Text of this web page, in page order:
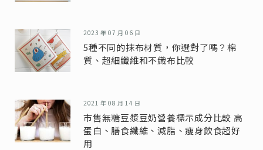
2023 年 07 月 06 日
5種不同的抹布材質，你選對了嗎？棉
質、超細纖維和不織布比較
2021 年 08 月 14 日
市售無糖豆漿豆奶營養標示成分比較 高
蛋白、膳食纖維、減脂、瘦身飲食超好
用